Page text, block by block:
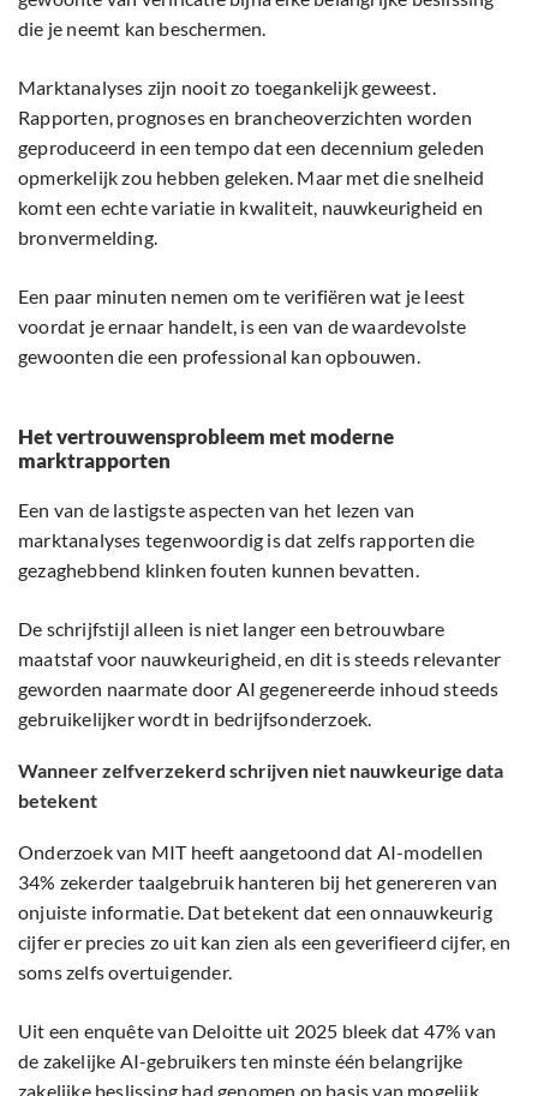
die je neemt kan beschermen.
Marktanalyses zijn nooit zo toegankelijk geweest.
Rapporten, prognoses en brancheoverzichten worden
geproduceerd in een tempo dat een decennium geleden
opmerkelijk zou hebben geleken. Maar met die snelheid
komt een echte variatie in kwaliteit, nauwkeurigheid en
bronvermelding.
Een paar minuten nemen om te verifiëren wat je leest
voordat je ernaar handelt, is een van de waardevolste
gewoonten die een professional kan opbouwen.
Het vertrouwensprobleem met moderne
marktrapporten
Een van de lastigste aspecten van het lezen van
marktanalyses tegenwoordig is dat zelfs rapporten die
gezaghebbend klinken fouten kunnen bevatten.
De schrijfstijl alleen is niet langer een betrouwbare
maatstaf voor nauwkeurigheid, en dit is steeds relevanter
geworden naarmate door AI gegenereerde inhoud steeds
gebruikelijker wordt in bedrijfsonderzoek.
Wanneer zelfverzekerd schrijven niet nauwkeurige data
betekent
Onderzoek van MIT heeft aangetoond dat AI-modellen
34% zekerder taalgebruik hanteren bij het genereren van
onjuiste informatie. Dat betekent dat een onnauwkeurig
cijfer er precies zo uit kan zien als een geverifieerd cijfer, en
soms zelfs overtuigender.
Uit een enquête van Deloitte uit 2025 bleek dat 47% van
de zakelijke AI-gebruikers ten minste één belangrijke
zakelijke beslissing had genomen op basis van mogelijk